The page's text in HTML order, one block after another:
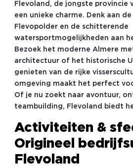
Flevoland, de jongste provincie
een unieke charme. Denk aan
Flevopolder en de schitterende
watersportmogelijkheden aan
Bezoek het moderne Almere
architectuur of het historische
genieten van de rijke
omgeving maakt het perfect
Of je nu zoekt naar avontuur,
teambuilding, Flevoland biedt
Activiteiten &
Origineel
Flevoland